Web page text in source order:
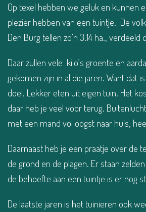
Op texel hebben we geluk en kunnen
plezier hebben van een tuintje. De
Den Burg tellen zo’n 3.14 ha.,
Daar zullen vele kilo’s groente en
gekomen zijn in al die jaren. Want dat
doel. Lekker eten uit eigen tuin. Het
daar heb je veel voor terug.
met een mand vol oogst naar huis,
Daarnaast heb je een praatje over de
de grond en de plagen. Er staan
de behoefte aan een tuintje is er nog
De laatste jaren is het tuinieren ook